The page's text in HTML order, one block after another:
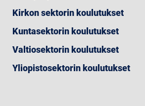
Kirkon sektorin koulutukset
Kuntasektorin koulutukset
Valtiosektorin koulutukset
Yliopistosektorin koulutukset